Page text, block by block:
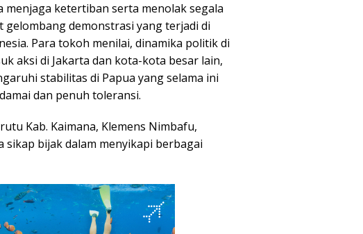
menjaga ketertiban serta menolak segala
demonstrasi yang terjadi di
Para tokoh menilai, dinamika politik di
aksi di Jakarta dan kota-kota besar lain,
stabilitas di Papua yang selama ini
dan penuh toleransi.
Kab. Kaimana, Klemens Nimbafu,
sikap bijak dalam menyikapi berbagai